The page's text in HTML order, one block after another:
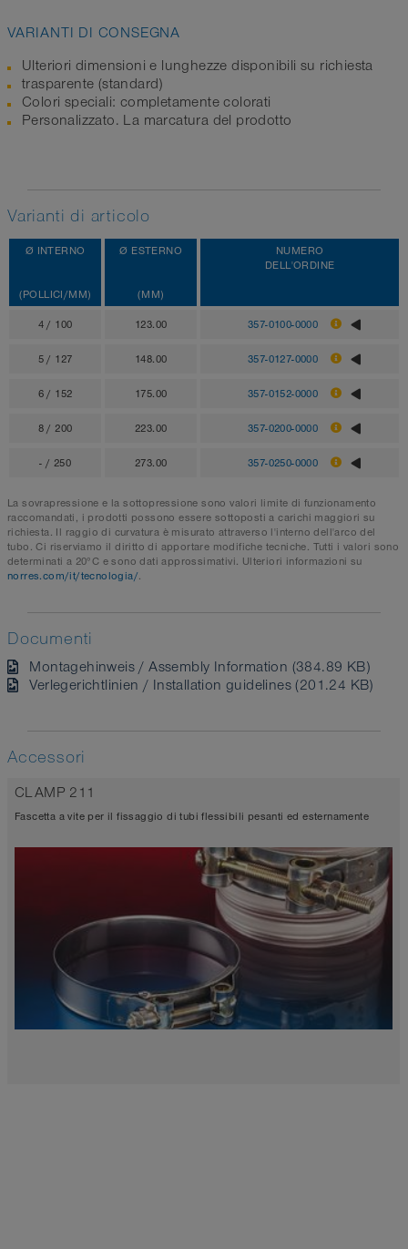
VARIANTI DI CONSEGNA
Ulteriori dimensioni e lunghezze disponibili su richiesta
trasparente (standard)
Colori speciali: completamente colorati
Personalizzato. La marcatura del prodotto
Varianti di articolo
Ø INTERNO
(POLLICI/MM)
Ø ESTERNO
(MM)
NUMERO
DELL'ORDINE
4 / 100 123.00 357-0100-0000
5 / 127 148.00 357-0127-0000
6 / 152 175.00 357-0152-0000
8 / 200 223.00 357-0200-0000
- / 250 273.00 357-0250-0000
La sovrapressione e la sottopressione sono valori limite di funzionamento
raccomandati, i prodotti possono essere sottoposti a carichi maggiori su
richiesta. Il raggio di curvatura è misurato attraverso l'interno dell'arco del
tubo. Ci riserviamo il diritto di apportare modifiche tecniche. Tutti i valori sono
determinati a 20°C e sono dati approssimativi. Ulteriori informazioni su
norres.com/it/tecnologia/.
Documenti
Montagehinweis / Assembly Information (384.89 KB)
Verlegerichtlinien / Installation guidelines (201.24 KB)
Accessori
CLAMP 211
Fascetta a vite per il fissaggio di tubi flessibili pesanti ed esternamente